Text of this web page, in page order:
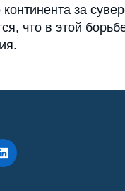
за
что в этой